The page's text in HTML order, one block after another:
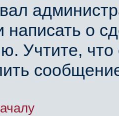
написать о
Учтите,